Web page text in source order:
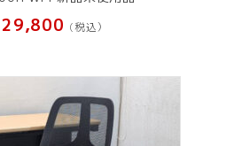
29,800 (税込）